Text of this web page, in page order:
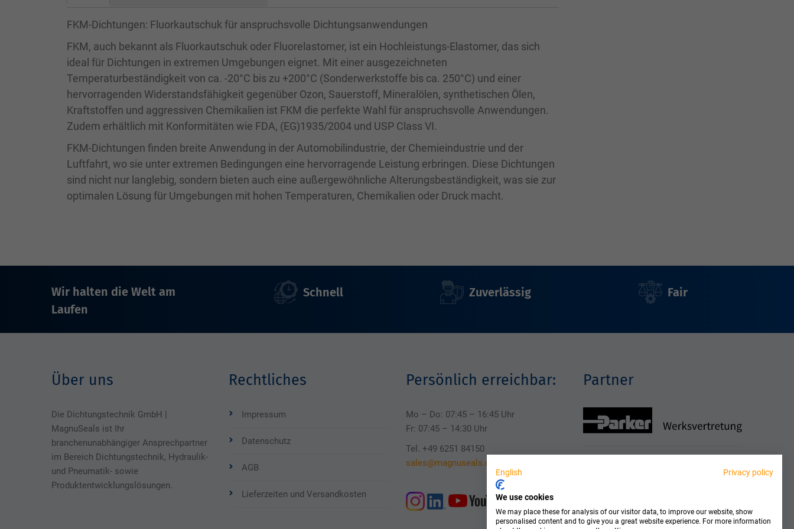
FKM-Dichtungen: Fluorkautschuk für anspruchsvolle Dichtungsanwendungen
FKM, auch bekannt als Fluorkautschuk oder Fluorelastomer, ist ein Hochleistungs-Elastomer, das sich
ideal für Dichtungen in extremen Umgebungen eignet. Mit einer ausgezeichneten
Temperaturbeständigkeit von ca. -20°C bis zu +200°C (Sonderwerkstoffe bis ca. 250°C) und einer
hervorragenden Widerstandsfähigkeit gegenüber Ozon, Sauerstoff, Mineralölen, synthetischen Ölen,
Kraftstoffen und aggressiven Chemikalien ist FKM die perfekte Wahl für anspruchsvolle Anwendungen.
Zudem erhältlich mit Konformitäten wie FDA, (EG)1935/2004 und USP Class VI.
FKM-Dichtungen finden breite Anwendung in der Automobilindustrie, der Chemieindustrie und der
Luftfahrt, wo sie unter extremen Bedingungen eine hervorragende Leistung erbringen. Diese Dichtungen
sind nicht nur langlebig, sondern bieten auch eine außergewöhnliche Alterungsbeständigkeit, was sie zur
optimalen Lösung für Umgebungen mit hohen Temperaturen, Chemikalien oder Druck macht.
Wir halten die Welt am
Laufen
Schnell Zuverlässig Fair
Über uns
Die Dichtungstechnik GmbH |
MagnuSeals ist Ihr
branchenunabhängiger Ansprechpartner
im Bereich Dichtungstechnik, Hydraulik-
und Pneumatik- sowie
Produktentwicklungslösungen.
Rechtliches
Impressum
Datenschutz
AGB
Lieferzeiten und Versandkosten
Persönlich erreichbar:
Mo – Do: 07:45 – 16:45 Uhr
Fr: 07:45 – 14:30 Uhr
Tel. +49 6251 84150
sales@magnuseals.com
Partner
English Privacy policy
We use cookies
We may place these for analysis of our visitor data, to improve our website, show
personalised content and to give you a great website experience. For more information